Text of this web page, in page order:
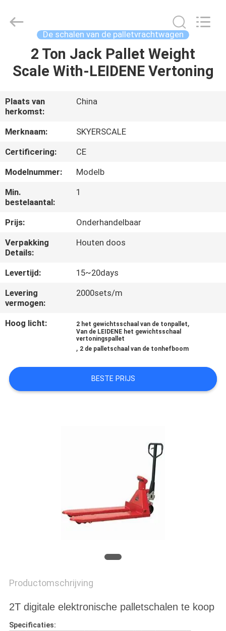
HUIS
VIDEO'S
OVER
ONS
FABRIEKSTOUR
KWALITEITSCONTROLE
GEVALLEN
VRAAG
OFFERTE
SITEMAP
Rights
De schalen van de palletvrachtwagen
2 Ton Jack Pallet Weight
Scale With-LEIDENE Vertoning
Plaats van
herkomst:
China
Merknaam:
SKYERSCALE
Certificering:
CE
Modelnummer:
Modelb
Min.
bestelaantal:
1
Prijs:
Onderhandelbaar
Verpakking
Details:
Houten doos
Levertijd:
15~20days
Levering
vermogen:
2000sets/m
Hoog licht: 2 het gewichtsschaal van de tonpallet,
Van de LEIDENE het gewichtsschaal
vertoningspallet
, 2 de palletschaal van de tonhefboom
BESTE PRIJS
Productomschrijving
2T digitale elektronische palletschalen te koop
Specificaties: